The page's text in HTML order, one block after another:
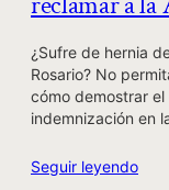
¿Sufre de hernia
Rosario? No
cómo demostrar
indemnización en
Seguir leyendo